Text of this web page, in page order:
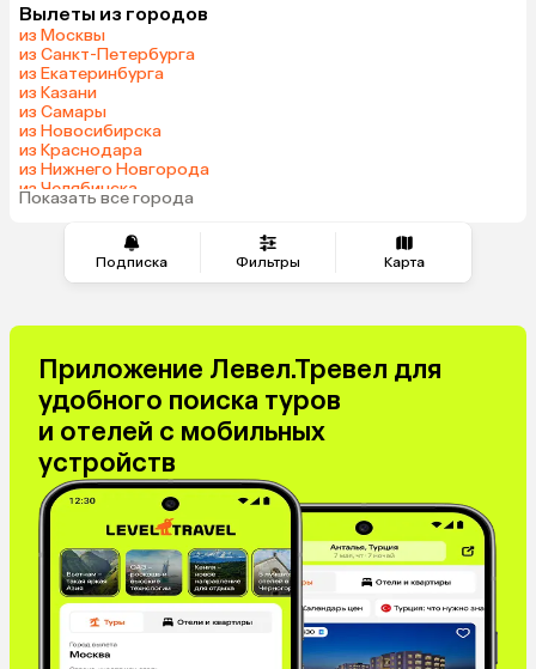
Подписка Фильтры Карта
Беларусь
Шри-Ланка
Индия
Кипр
Киргизия
Филиппины
Венесуэла
Таджикистан
Венгрия
Болгария
Вылеты из городов
из Москвы
из Санкт-Петербурга
из Екатеринбурга
из Казани
из Самары
из Новосибирска
из Краснодара
из Нижнего Новгорода
из Челябинска
из Тюмени
Показать все города
Приложение Левел.Тревел для
удобного поиска туров
и отелей с мобильных
устройств